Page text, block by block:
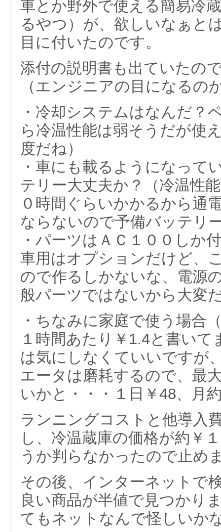
車とか野外で使える簡易冷
るやつ）が、欲しいなぁと
目に付いたのです。
添付の説明書も出ていたの
（エンジニアの目になるの
・冷却システムはなんだ？
ら冷温性能は弱そうだが使
度だね）
・車にも載るようになって
テリー大丈夫か？（冷温性
０時間ぐらいかかるから通
ならないので予備バッテリ
・パーツはＡＣ１００しか
車用はオプションだけど、
ので作るしかないな、電源
般パーツではないから大変
・ちなみに家庭で使う場合
１時間あたり￥1.4と書い
は気にしなくていいですが
エータは磨耗するので、最
いかと・・・１日￥48、月
ランニングコストと他導入
し、冷温蔵庫の価格が約￥
うか判らなかったので止め
その後、インターネットで
良い商品が半値で見つかり
てもネットなんで怪しいか